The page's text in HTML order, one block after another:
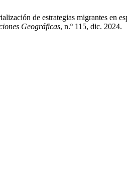
de estrategias migrantes en
Geográficas, n.º 115, dic. 2024.